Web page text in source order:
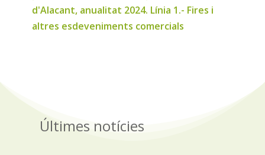
d'Alacant, anualitat 2024. Línia 1.- Fires i
altres esdeveniments comercials
Últimes notícies